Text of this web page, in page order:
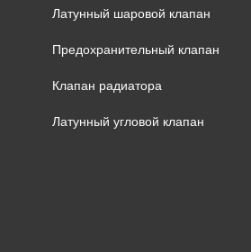
Латунный шаровой клапан
Предохранительный клапан
Клапан радиатора
Латунный угловой клапан